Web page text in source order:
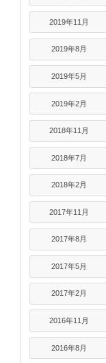
2019年11月
2019年8月
2019年5月
2019年2月
2018年11月
2018年7月
2018年2月
2017年11月
2017年8月
2017年5月
2017年2月
2016年11月
2016年8月